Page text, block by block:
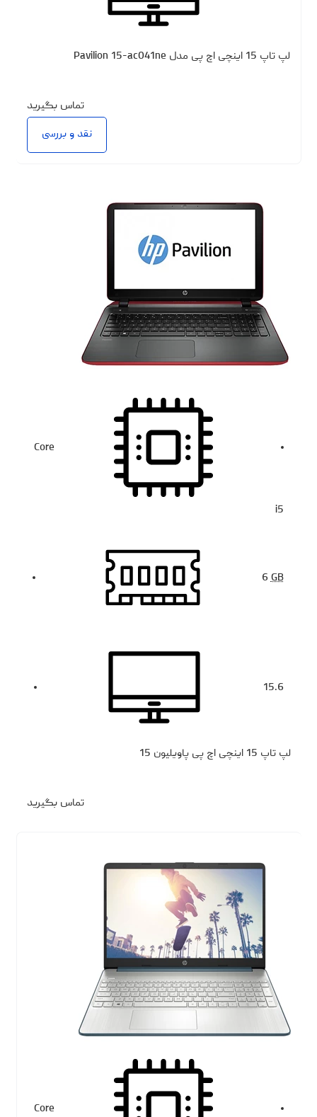
لپ تاپ 15 اینچی اچ پی مدل Pavilion 15-ac041ne
تماس بگیرید
نقد و بررسی
Core
i5
6GB
15.6
لپ تاپ 15 اینچی اچ پی پاویلیون 15
تماس بگیرید
Core